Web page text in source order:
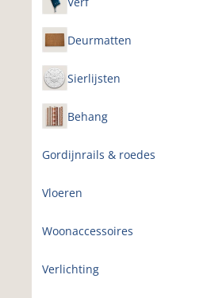
Deurmatten
Sierlijsten
Behang
Gordijnrails & roedes
Vloeren
Woonaccessoires
Verlichting